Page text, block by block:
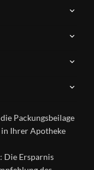
Packungsbeilage
Ihrer Apotheke
Die Ersparnis